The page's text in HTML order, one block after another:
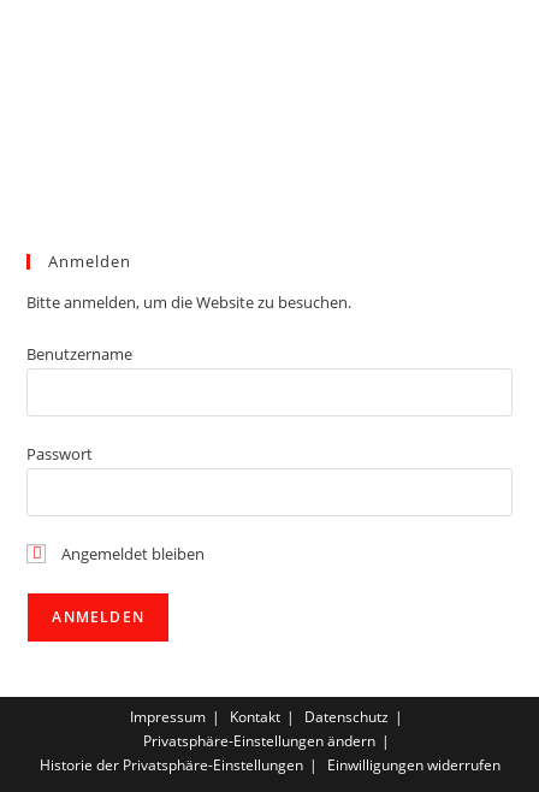
Anmelden
Bitte anmelden, um die Website zu besuchen.
Benutzername
Passwort
Angemeldet bleiben
Impressum Kontakt
Datenschutz
Privatsphäre-Einstellungen ändern
Historie der Privatsphäre-Einstellungen
Einwilligungen widerrufen